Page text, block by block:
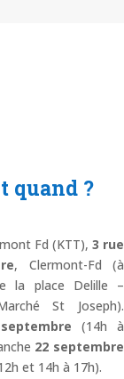
quand ?
Fd (KTT), 3 rue
, Clermont-Fd (à
la place Delille –
St Joseph).
(14h à
22 septembre
et 14h à 17h).